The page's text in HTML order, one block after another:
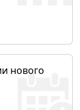
нового